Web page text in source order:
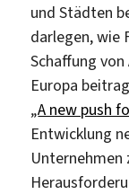
und Städten
darlegen, wie
Schaffung
Europa
„A new push
Entwicklung
Unternehmen